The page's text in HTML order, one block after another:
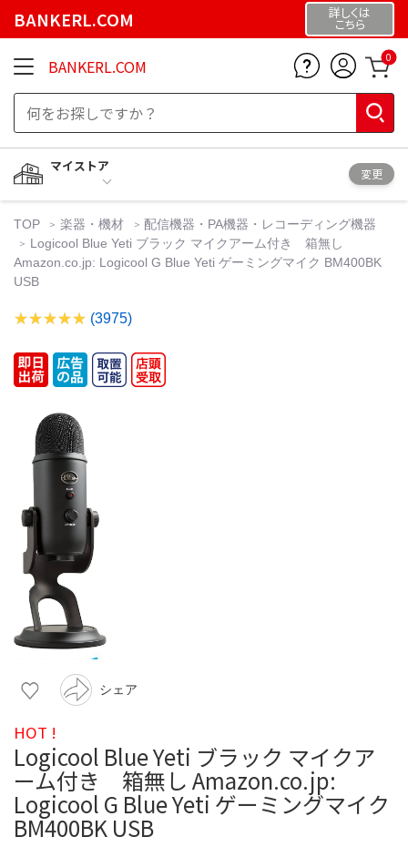
BANKERL.COM 詳しくは
こちら
BANKERL.COM 0
マイストア
変更
TOP 楽器・機材
配信機器・PA機器・レコーディング機器
Logicool Blue Yeti ブラック マイクアーム付き 箱無し
Amazon.co.jp: Logicool G Blue Yeti ゲーミングマイク BM400BK
USB
(3975)
シェア
HOT !
Logicool Blue Yeti ブラック マイクア
ーム付き 箱無し Amazon.co.jp:
Logicool G Blue Yeti ゲーミングマイク
BM400BK USB